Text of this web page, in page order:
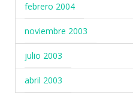
febrero 2004
noviembre 2003
julio 2003
abril 2003